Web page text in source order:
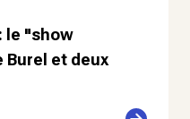
le "show
Burel et deux